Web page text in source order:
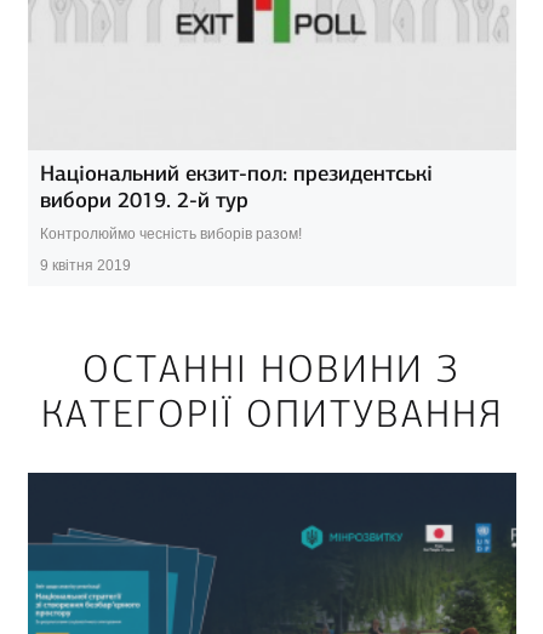
Національний екзит-пол: президентські
вибори 2019. 2-й тур
Контролюймо чесність виборів разом!
9 квітня 2019
ОСТАННІ НОВИНИ З
КАТЕГОРІЇ ОПИТУВАННЯ